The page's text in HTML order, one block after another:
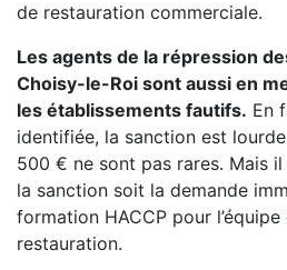
de restauration commerciale.
Les agents de la répression
Choisy-le-Roi sont aussi en
les établissements fautifs. En
identifiée, la sanction est
500 € ne sont pas rares. Mais
la sanction soit la demande
formation HACCP pour l’équipe
restauration.